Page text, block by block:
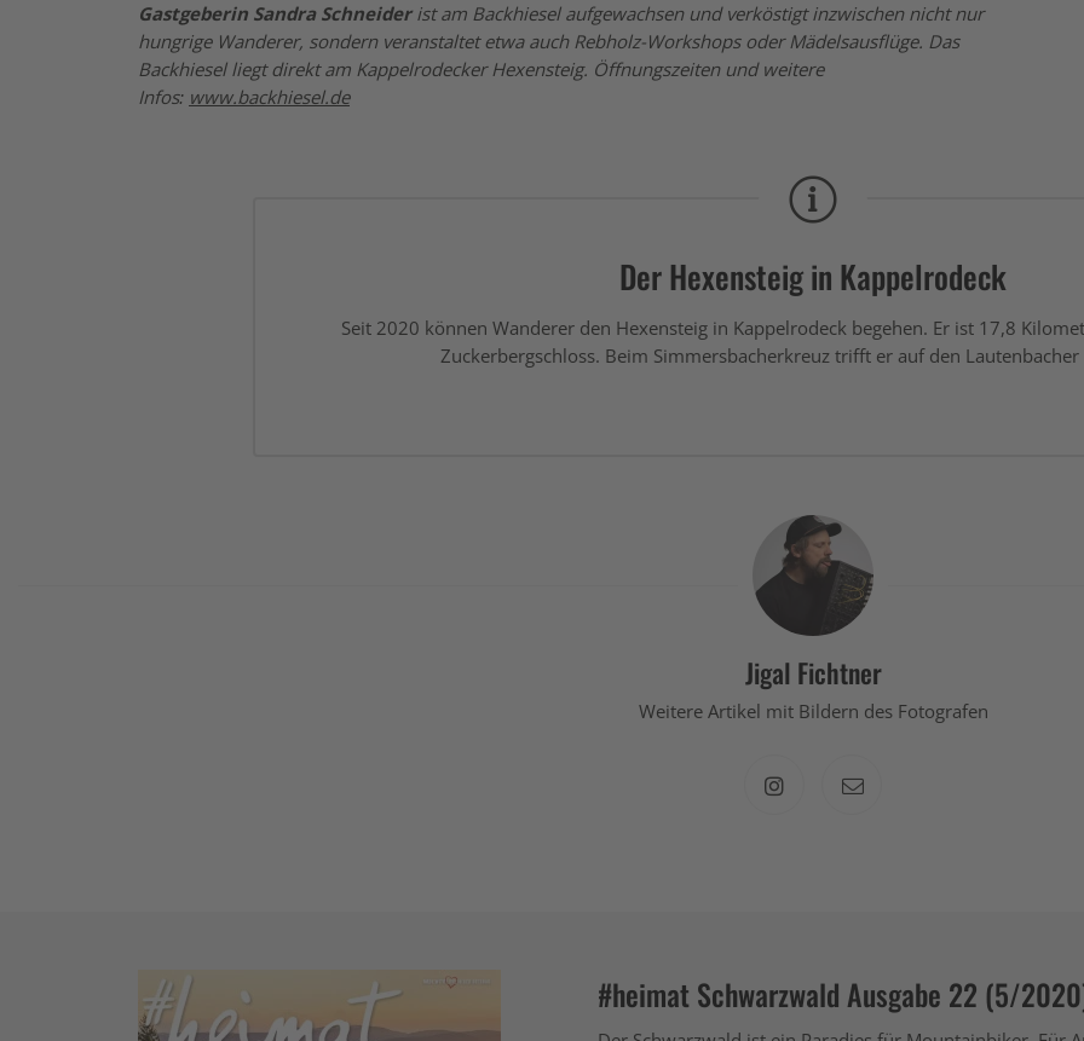
Gastgeberin Sandra Schneiderist am Backhiesel aufgewachsen und verköstigt inzwischen nicht nur
hungrige Wanderer, sondern veranstaltet etwa auch Rebholz-Workshops oder Mädelsausflüge. Das
Backhiesel liegt direkt am Kappelrodecker Hexensteig. Öffnungszeiten und weitere
Infos: www.backhiesel.de
Der Hexensteig in Kappelrodeck
Seit 2020 können Wanderer den Hexensteig in Kappelrodeck begehen. Er ist 17,8
Zuckerbergschloss. Beim Simmersbacherkreuz trifft er auf den Lautenbacher
Jigal Fichtner
Weitere Artikel mit Bildern des Fotografen
#heimat Schwarzwald Ausgabe 22 (5/